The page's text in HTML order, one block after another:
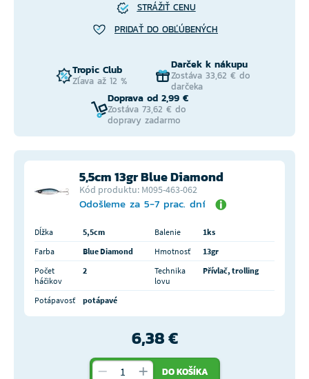
STRÁŽIŤ CENU
PRIDAŤ DO OBĽÚBENÝCH
Tropic Club
Zľava až 12 %
Darček k nákupu
Zostáva 33,62 € do
darčeka
Doprava od 2,99 €
Zostáva 73,62 € do
dopravy zadarmo
5,5cm 13gr Blue Diamond
Kód produktu: M095-463-062
Odošleme za 5-7 prac. dní
Dĺžka 5,5cm Balenie
1ks
Farba
Blue Diamond Hmotnosť
13gr
Počet
háčikov
2
Technika
lovu
Přívlač, trolling
Potápavosť potápavé
6,38 €
DO KOŠÍKA